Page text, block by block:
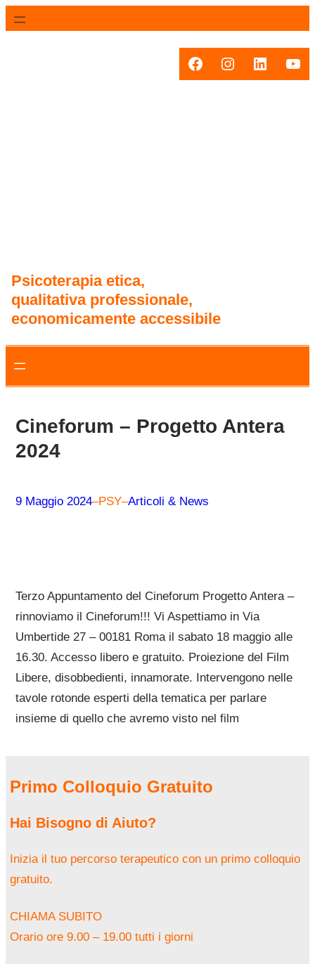
Vai
al
Facebook
Instagram
LinkedIn
Psicoterapia etica,
qualitativa professionale,
economicamente accessibile
Cineforum – Progetto Antera
2024
9 Maggio 2024–PSY–Articoli & News
Terzo Appuntamento del Cineforum Progetto Antera –
rinnoviamo il Cineforum!!! Vi Aspettiamo in Via
Umbertide 27 – 00181 Roma il sabato 18 maggio alle
16.30. Accesso libero e gratuito. Proiezione del Film
Libere, disobbedienti, innamorate. Intervengono nelle
tavole rotonde esperti della tematica per parlare
insieme di quello che avremo visto nel film
Primo Colloquio Gratuito
Hai Bisogno di Aiuto?
Inizia il tuo percorso terapeutico con un primo colloquio
gratuito.
CHIAMA SUBITO
Orario ore 9.00 – 19.00 tutti i giorni